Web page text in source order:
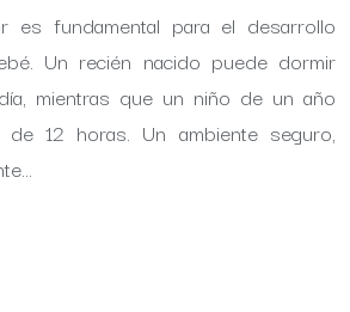
es fundamental para el desarrollo
Un recién nacido puede dormir
mientras que un niño de un año
de 12 horas. Un ambiente seguro,